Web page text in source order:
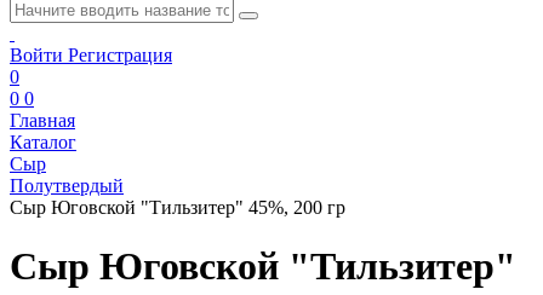
Войти Регистрация
0
0 0
Главная
Каталог
Сыр
Полутвердый
Сыр Юговской "Тильзитер" 45%, 200 гр
Сыр Юговской "Тильзитер"